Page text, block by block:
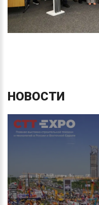
НОВОСТИ